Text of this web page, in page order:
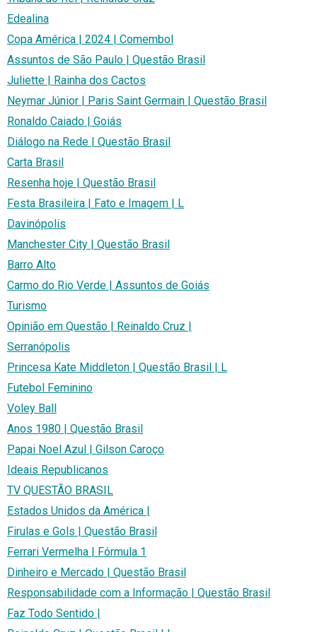
Edealina
Copa América | 2024 | Comembol
Assuntos de São Paulo | Questão Brasil
Juliette | Rainha dos Cactos
Neymar Júnior | Paris Saint Germain | Questão Brasil
Ronaldo Caiado | Goiás
Diálogo na Rede | Questão Brasil
Carta Brasil
Resenha hoje | Questão Brasil
Festa Brasileira | Fato e Imagem | L
Davinópolis
Manchester City | Questão Brasil
Barro Alto
Carmo do Rio Verde | Assuntos de Goiás
Turismo
Opinião em Questão | Reinaldo Cruz |
Serranópolis
Princesa Kate Middleton | Questão Brasil | L
Futebol Feminino
Voley Ball
Anos 1980 | Questão Brasil
Papai Noel Azul | Gilson Caroço
Ideais Republicanos
TV QUESTÃO BRASIL
Estados Unidos da América |
Firulas e Gols | Questão Brasil
Ferrari Vermelha | Fórmula 1
Dinheiro e Mercado | Questão Brasil
Responsabilidade com a Informação | Questão Brasil
Faz Todo Sentido |